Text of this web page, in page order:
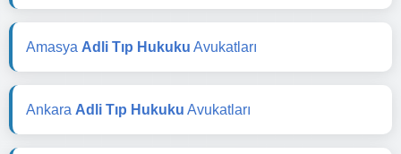
Amasya Adli Tıp Hukuku Avukatları
Ankara Adli Tıp Hukuku Avukatları